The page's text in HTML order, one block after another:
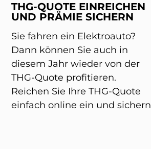
THG-QUOTE EINREICHEN
UND PRÄMIE SICHERN
Sie fahren ein Elektroauto?
Dann können Sie auch in
diesem Jahr wieder von der
THG-Quote profitieren.
Reichen Sie Ihre THG-Quote
einfach online ein und sichern